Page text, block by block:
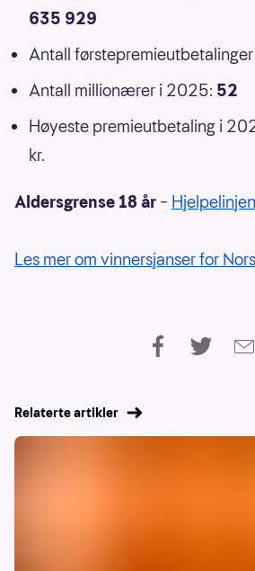
635 929
Antall
Antall millionærer i 2025: 52
Høyeste premieutbetaling i
kr.
Aldersgrense 18 år –
Les mer om vinnersjanser for
Relaterte artikler